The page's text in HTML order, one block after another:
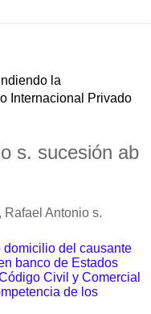
la
Internacional Privado
s. sucesión ab
Rafael Antonio s.
del causante
banco de Estados
Civil y Comercial
de los